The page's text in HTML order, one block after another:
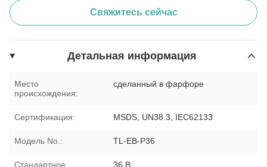
Свяжитесь сейчас
Детальная информация
Место
происхождения:
сделанный в фарфоре
Сертификация: MSDS, UN38.3, IEC62133
Модель No.: TL-EB-P36
Стандартное
36 В